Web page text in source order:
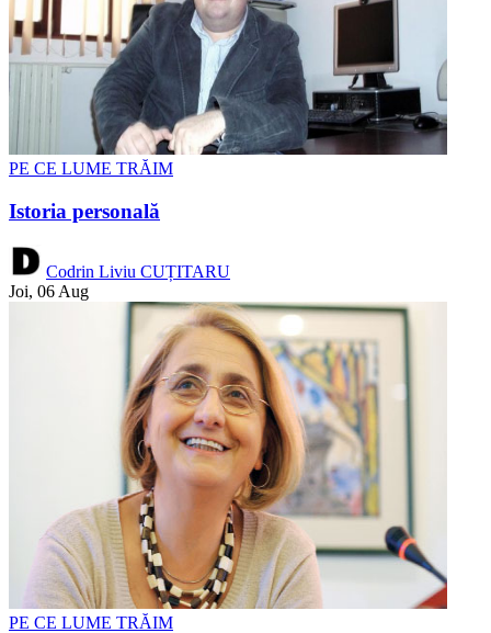
PE CE LUME TRĂIM
Istoria personală
Codrin Liviu CUȚITARU
Joi, 06 Aug
PE CE LUME TRĂIM